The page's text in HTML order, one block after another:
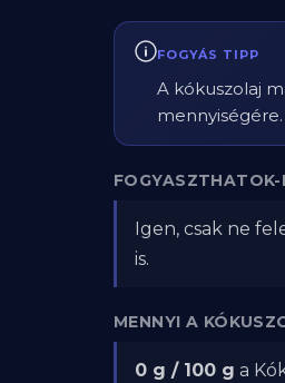
FOGYÁS TIPP
A kókuszolaj
mennyiségére.
Igen, csak ne
is.
MENNYI A
0 g / 100 g a